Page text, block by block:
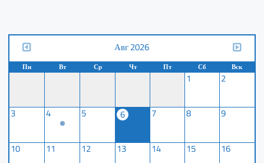
Авг 2026
Пн Вт Ср Чт Пт Сб Вск
1 2
3 4 5 6 7 8 9
10 11 12 13 14 15 16